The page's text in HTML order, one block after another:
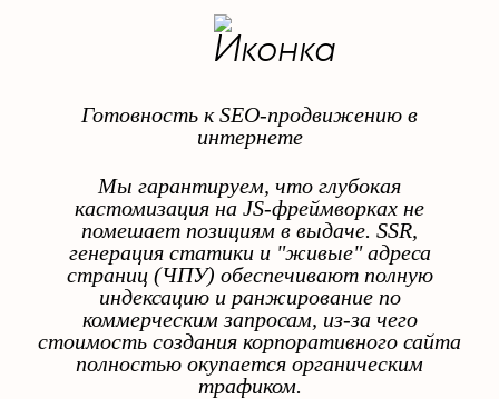
Готовность к SEO-продвижению в
интернете
Мы гарантируем, что глубокая
кастомизация на JS-фреймворках не
помешает позициям в выдаче. SSR,
генерация статики и "живые" адреса
страниц (ЧПУ) обеспечивают полную
индексацию и ранжирование по
коммерческим запросам, из-за чего
стоимость создания корпоративного сайта
полностью окупается органическим
трафиком.